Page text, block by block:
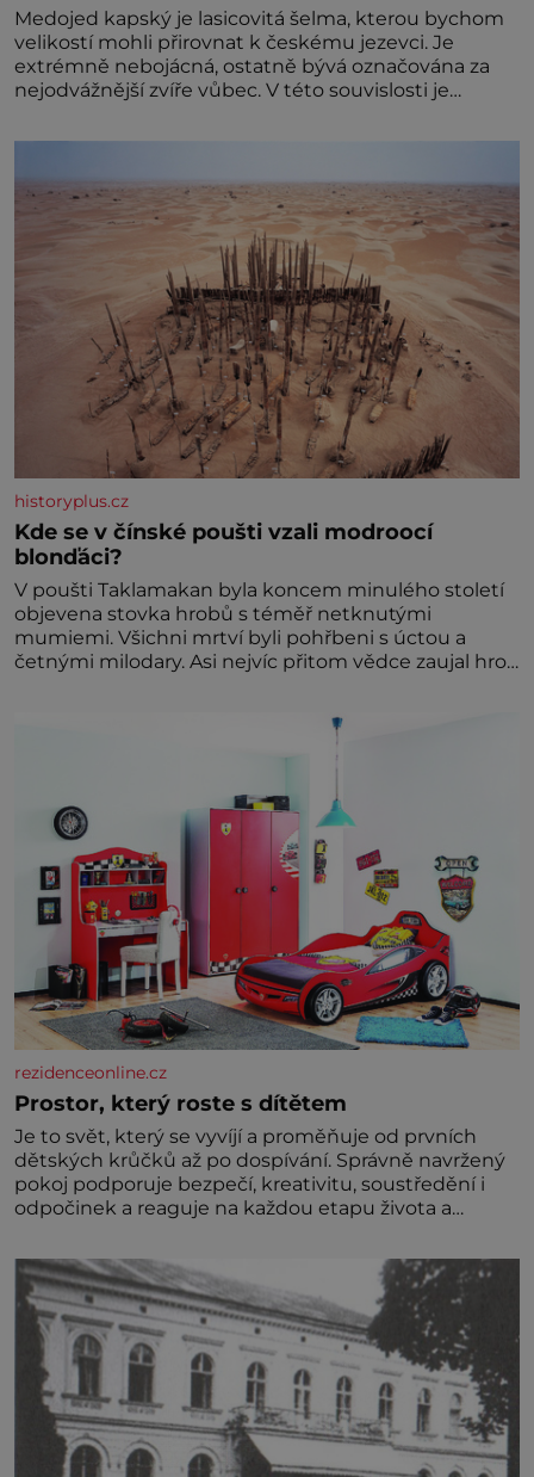
Medojed kapský je lasicovitá šelma, kterou bychom
velikostí mohli přirovnat k českému jezevci. Je
extrémně nebojácná, ostatně bývá označována za
nejodvážnější zvíře vůbec. V této souvislosti je
historyplus.cz
Kde se v čínské poušti vzali modroocí
blonďáci?
V poušti Taklamakan byla koncem minulého století
objevena stovka hrobů s téměř netknutými
mumiemi. Všichni mrtví byli pohřbeni s úctou a
četnými milodary. Asi nejvíc přitom vědce zaujal hrob
dávných lidí nesmírně dobře zachovalá, přičítají
odborníci zdejším klimatickým podmínkám. Sucho,
rezidenceonline.cz
Prostor, který roste s dítětem
Je to svět, který se vyvíjí a proměňuje od prvních
dětských krůčků až po dospívání. Správně navržený
pokoj podporuje bezpečí, kreativitu, soustředění i
odpočinek a reaguje na každou etapu života a
jednoduchost, měkkost a bezpečí, proto by pokoj
miminka měl působit především klidně a útulně.
Předškolní věk je